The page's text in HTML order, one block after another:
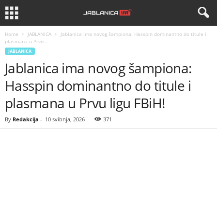
Home JABLANICA
Jablanica ima novog šampiona: Hasspin dominantno do titule i
plasmana u Prvu...
JABLANICA
Jablanica ima novog šampiona:
Hasspin dominantno do titule i
plasmana u Prvu ligu FBiH!
By Redakcija - 10 svibnja, 2026 371